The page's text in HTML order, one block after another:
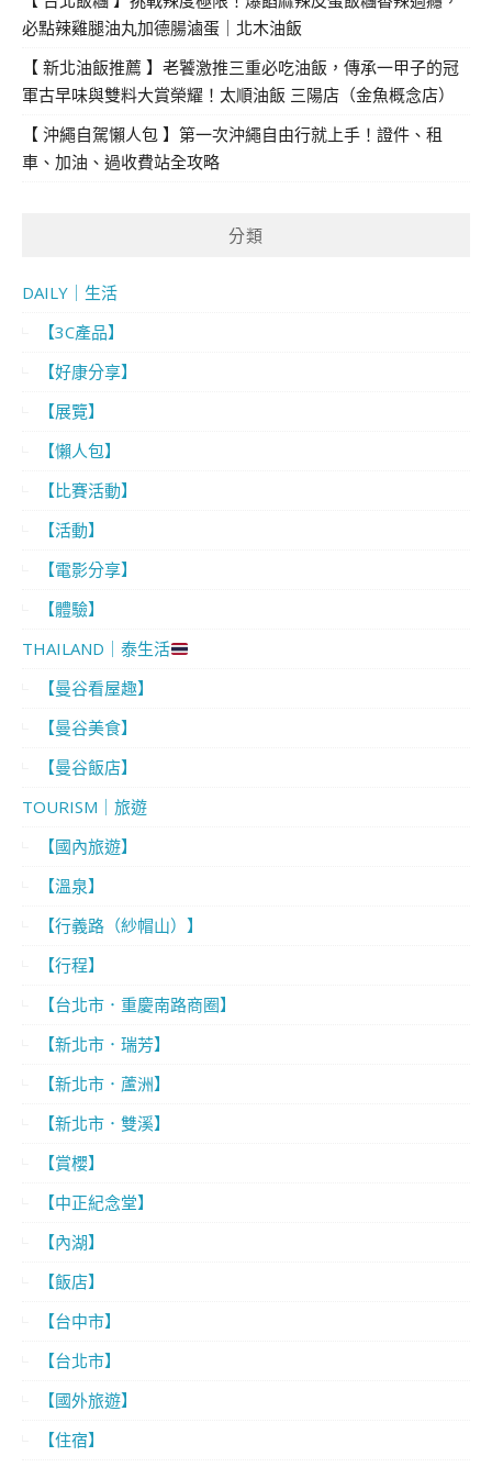
必點辣雞腿油丸加德腸滷蛋｜北木油飯
【 新北油飯推薦 】老饕激推三重必吃油飯，傳承一甲子的冠
軍古早味與雙料大賞榮耀！太順油飯 三陽店（金魚概念店）
【 沖繩自駕懶人包 】第一次沖繩自由行就上手！證件、租
車、加油、過收費站全攻略
分類
DAILY｜生活
【3C產品】
【好康分享】
【展覽】
【懶人包】
【比賽活動】
【活動】
【電影分享】
【體驗】
THAILAND｜泰生活
【曼谷看屋趣】
【曼谷美食】
【曼谷飯店】
TOURISM｜旅遊
【國內旅遊】
【溫泉】
【行義路（紗帽山）】
【行程】
【台北市．重慶南路商圈】
【新北市．瑞芳】
【新北市．蘆洲】
【新北市．雙溪】
【賞櫻】
【中正紀念堂】
【內湖】
【飯店】
【台中市】
【台北市】
【國外旅遊】
【住宿】